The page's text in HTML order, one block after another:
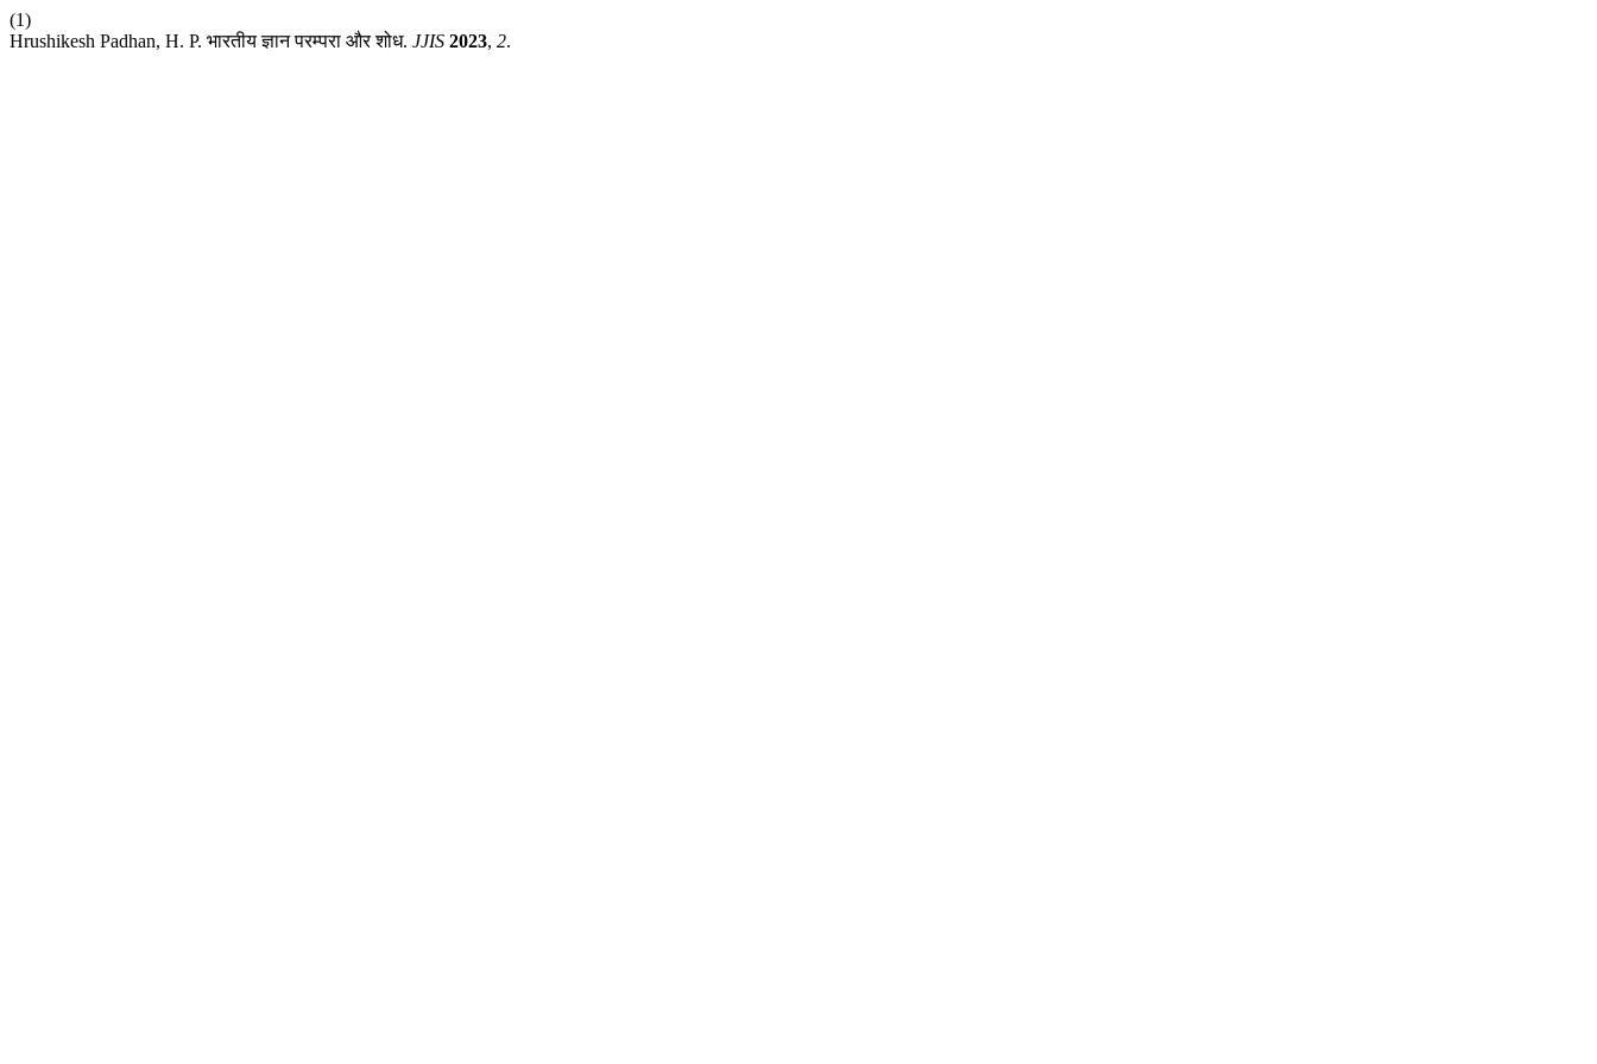
(1)
Hrushikesh Padhan, H. P. भारतीय ज्ञान परम्परा और शोध. JJIS 2023, 2.